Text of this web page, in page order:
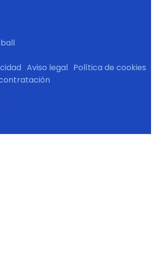
· Aviso legal · Política de cookies ·